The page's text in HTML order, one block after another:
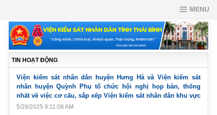
MENU
TIN HOẠT ĐỘNG
Viện kiểm sát nhân dân huyện Hưng Hà và Viện kiểm sát
nhân huyện Quỳnh Phụ tổ chức hội nghị họp bàn, thống
nhất về việc cơ cấu, sắp xếp Viện kiểm sát nhân dân khu vực
5/29/2025 9:11:06 AM